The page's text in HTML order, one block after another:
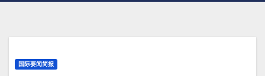
国际要闻简报